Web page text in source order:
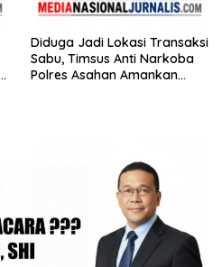
Diduga Jadi Lokasi Transaksi
Sabu, Timsus Anti Narkoba
Polres Asahan Amankan